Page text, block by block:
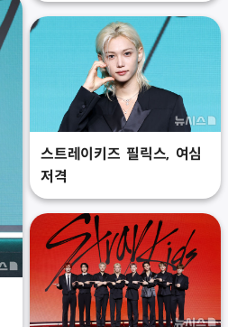
스트레이키즈 필릭스, 여심
저격